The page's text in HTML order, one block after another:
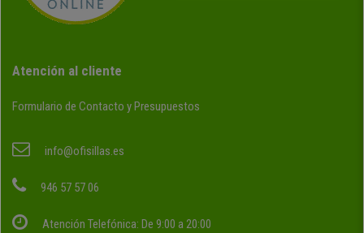
Atención al cliente
Formulario de Contacto y Presupuestos
info@ofisillas.es
946 57 57 06
Atención Telefónica: De 9:00 a 20:00